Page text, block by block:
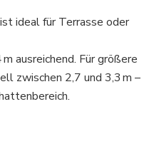
ideal für Terrasse oder
ausreichend. Für größere
zwischen 2,7 und 3,3 m –